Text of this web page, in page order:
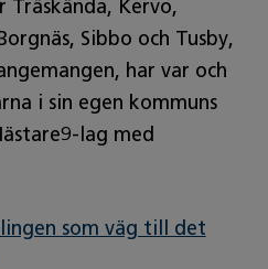
Träskända, Kervo,
Sibbo och Tusby,
har var och
i sin egen kommuns
lag med
som väg till det